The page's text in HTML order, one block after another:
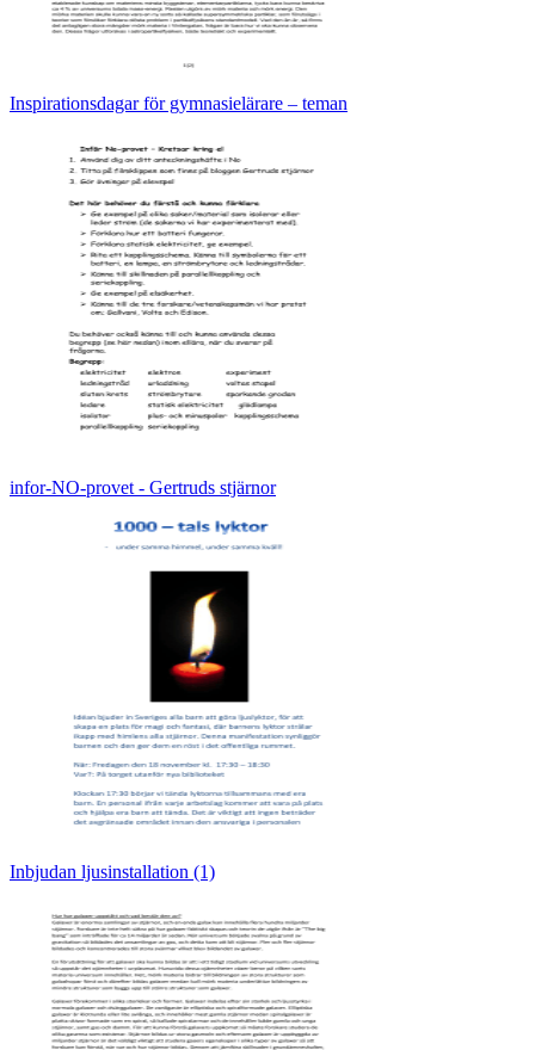
Inspirationsdagar för gymnasielärare – teman
infor-NO-provet - Gertruds stjärnor
Inbjudan ljusinstallation (1)